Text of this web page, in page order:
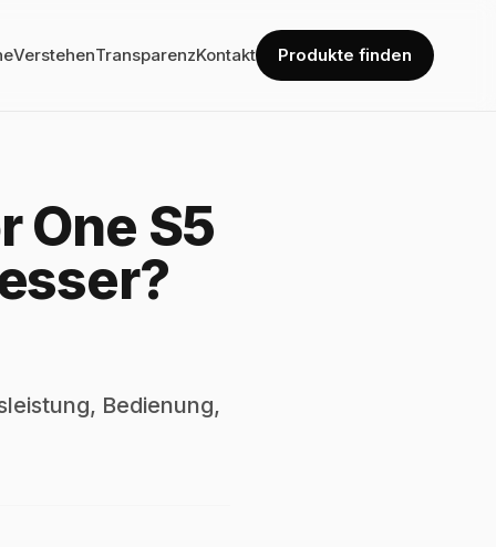
VerstehenTransparenzKontakt Produkte finden
One S5
Bedienung,